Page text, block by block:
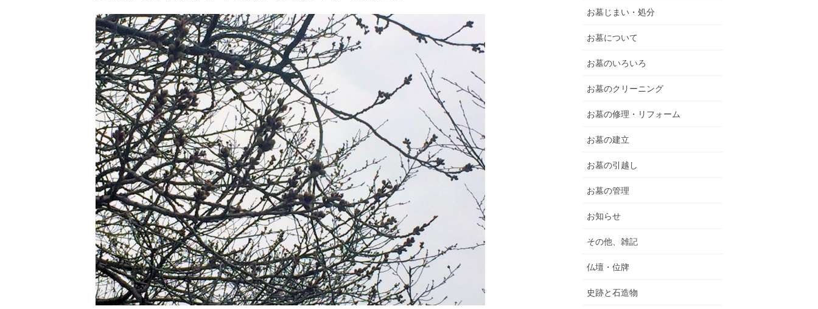
お墓じまい・処分
お墓について
お墓のいろいろ
お墓のクリーニング
お墓の修理・リフォーム
お墓の建立
お墓の引越し
お墓の管理
お知らせ
その他、雑記
仏壇・位牌
史跡と石造物